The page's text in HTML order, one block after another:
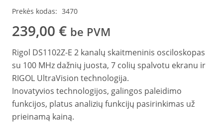
Prekės kodas: 3470
239,00 € be PVM
Rigol DS1102Z-E 2 kanalų skaitmeninis osciloskopas
su 100 MHz dažnių juosta, 7 colių spalvotu ekranu ir
RIGOL UltraVision technologija.
Inovatyvios technologijos, galingos paleidimo
funkcijos, platus analizių funkcijų pasirinkimas už
prieinamą kainą.